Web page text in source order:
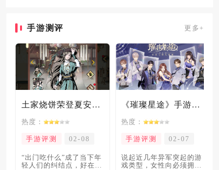
手游测评 更多+
土家烧饼荣登夏安必吃榜？烧饼西施摇身成流量网红！
热度：
手游评测 02-08
“出门吃什么”成了当下年
轻人们的纠结点，好在美
《璀璨星途》手游测评：专注事业与搞钱，这波“真香”了！
热度：
手游评测 02-07
说起近几年异军突起的游
戏类型，女性向必须拥有